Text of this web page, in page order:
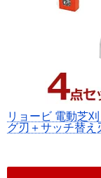
リョービ 電動芝
グ刃＋サッチ替え